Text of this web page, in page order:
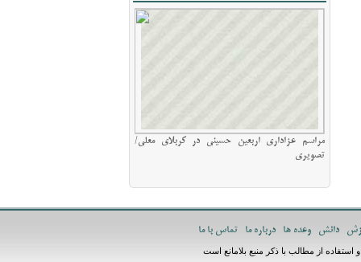
مراسم عزاداری اربعین حسینی در کربلای معلی/
تصویری
دانش وعده ها درباره ما تماس با ما
از مطالب با ذکر منبع بلامانع است